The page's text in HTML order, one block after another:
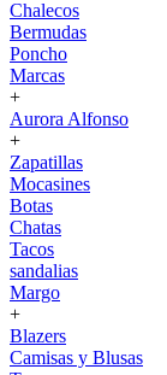
Chalecos
Bermudas
Poncho
Marcas
+
Aurora Alfonso
+
Zapatillas
Mocasines
Botas
Chatas
Tacos
sandalias
Margo
+
Blazers
Camisas y Blusas